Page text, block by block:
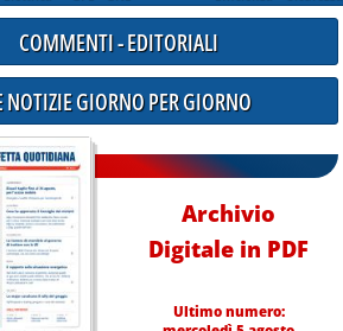
COMMENTI - EDITORIALI
NOTIZIE GIORNO PER GIORNO
Archivio
Digitale in PDF
Ultimo numero: